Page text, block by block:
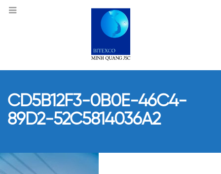
CD5B12F3-0B0E-46C4-
89D2-52C5814036A2